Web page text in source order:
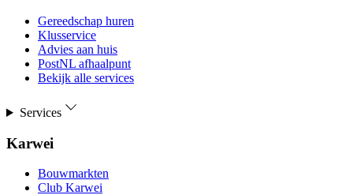
Gereedschap huren
Klusservice
Advies aan huis
PostNL afhaalpunt
Bekijk alle services
Services
Karwei
Bouwmarkten
Club Karwei